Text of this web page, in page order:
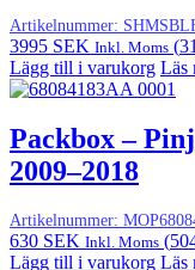
Artikelnummer:
3995 SEK Inkl. Moms (
Lägg till i varukorg Läs
Packbox –
2009–2018
Artikelnummer:
630 SEK Inkl. Moms (
Lägg till i varukorg Läs